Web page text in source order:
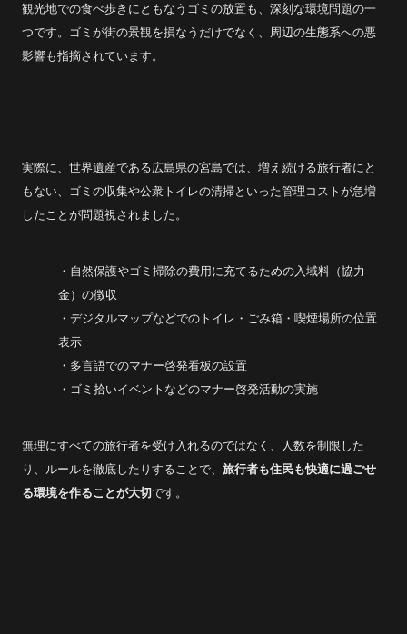
観光地での食べ歩きにともなうゴミの放置も、深刻な環境問題の一
つです。ゴミが街の景観を損なうだけでなく、周辺の生態系への悪
影響も指摘されています。
実際に、世界遺産である広島県の宮島では、増え続ける旅行者にと
もない、ゴミの収集や公衆トイレの清掃といった管理コストが急増
したことが問題視されました。
・自然保護やゴミ掃除の費用に充てるための入域料（協力
金）の徴収
・デジタルマップなどでのトイレ・ごみ箱・喫煙場所の位置
表示
・多言語でのマナー啓発看板の設置
・ゴミ拾いイベントなどのマナー啓発活動の実施
無理にすべての旅行者を受け入れるのではなく、人数を制限した
り、ルールを徹底したりすることで、旅行者も住民も快適に過ごせ
る環境を作ることが大切です。